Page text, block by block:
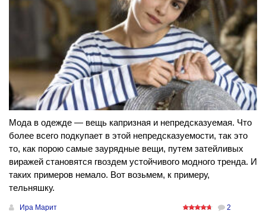
Мода в одежде — вещь капризная и непредсказуемая. Что
более всего подкупает в этой непредсказуемости, так это
то, как порою самые заурядные вещи, путем затейливых
виражей становятся гвоздем устойчивого модного тренда. И
таких примеров немало. Вот возьмем, к примеру,
тельняшку.
Ира Марит 2